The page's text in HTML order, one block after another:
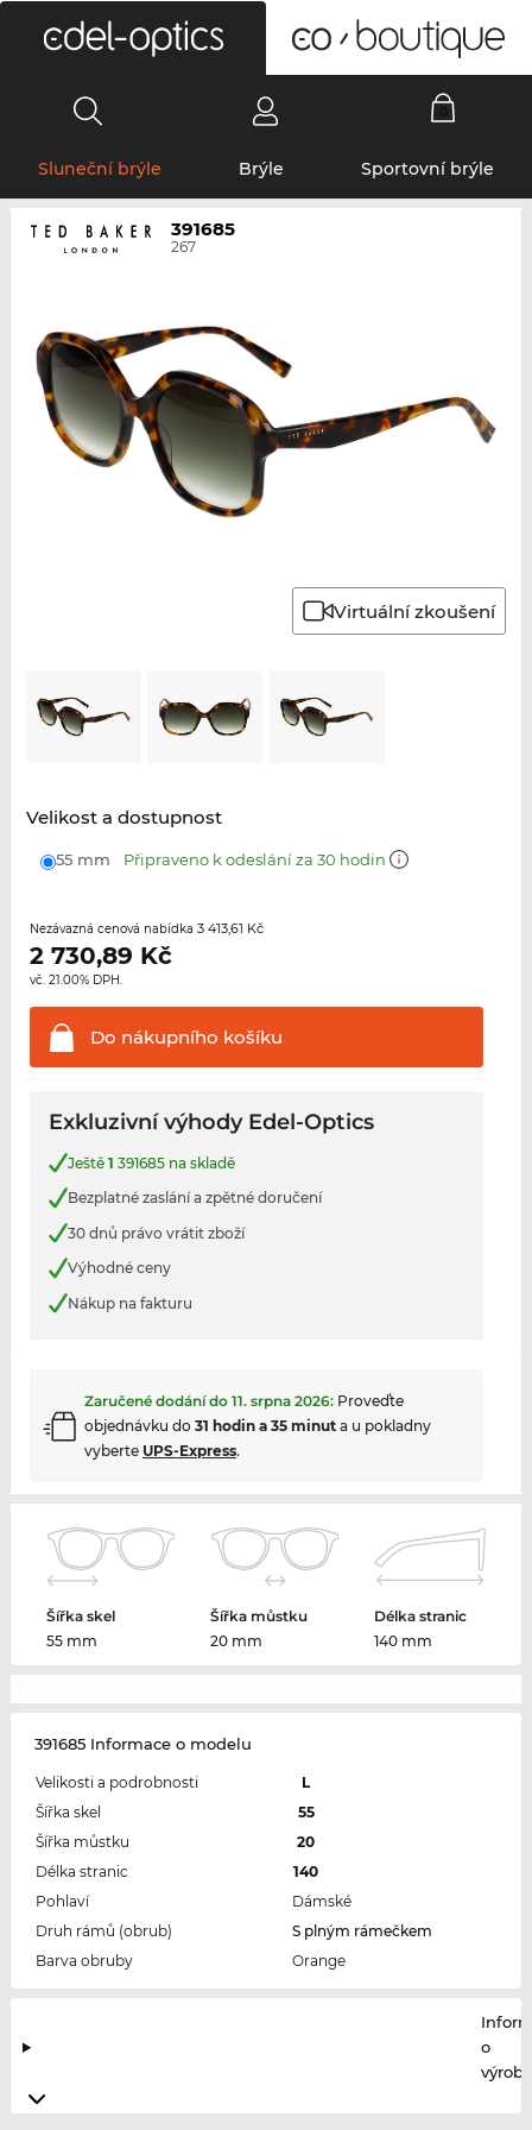
Sluneční brýle Brýle Sportovní brýle
391685
267
Virtuální zkoušení
Velikost a dostupnost
55 mm Připraveno k odeslání za 30 hodin
Nezávazná cenová nabídka 3 413,61 Kč
2 730,89 Kč
vč. 21.00% DPH.
Do nákupního košíku
Exkluzivní výhody Edel-Optics
Ještě 1 391685 na skladě
Bezplatné zaslání a zpětné doručení
30 dnů právo vrátit zboží
Výhodné ceny
Nákup na fakturu
Zaručené dodání do 11. srpna 2026: Proveďte
objednávku do 31 hodin a 35 minuta u pokladny
vyberte UPS-Express.
Šířka skel
55 mm
Šířka můstku
20 mm
Délka stranic
140 mm
391685 Informace o modelu
Velikosti a podrobnosti
L
Šířka skel
55
Šířka můstku
20
Délka stranic
140
Pohlaví
Dámské
Druh rámů (obrub)
S plným rámečkem
Barva obruby
Orange
o